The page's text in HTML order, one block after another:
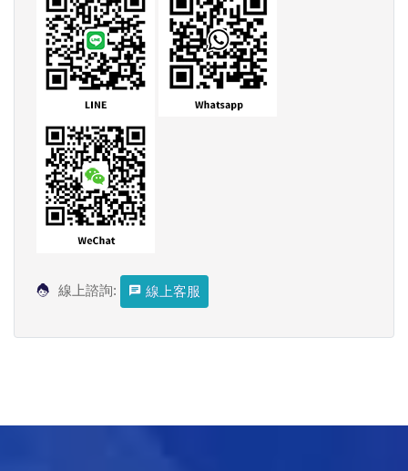
線上諮詢: 線上客服